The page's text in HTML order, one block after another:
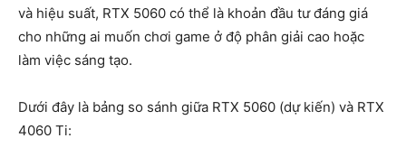
và hiệu suất, RTX 5060 có thể là khoản đầu tư đáng giá
cho những ai muốn chơi game ở độ phân giải cao hoặc
làm việc sáng tạo.
Dưới đây là bảng so sánh giữa RTX 5060 (dự kiến) và RTX
4060 Ti: